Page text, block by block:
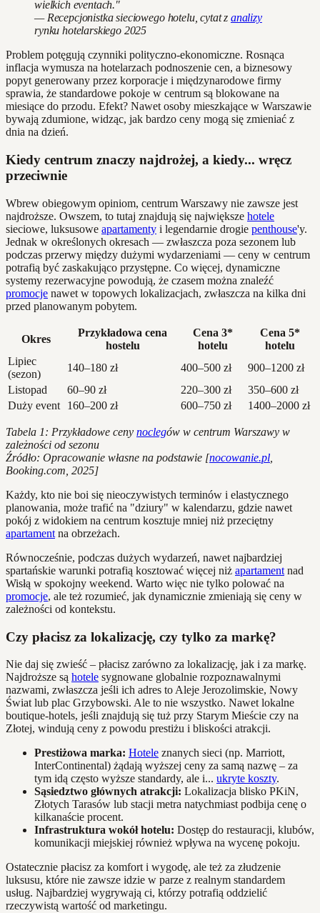
wielkich eventach."
— Recepcjonistka sieciowego hotelu, cytat z analizy
rynku hotelarskiego 2025
Problem potęgują czynniki polityczno-ekonomiczne. Rosnąca
inflacja wymusza na hotelarzach podnoszenie cen, a biznesowy
popyt generowany przez korporacje i międzynarodowe firmy
sprawia, że standardowe pokoje w centrum są blokowane na
miesiące do przodu. Efekt? Nawet osoby mieszkające w Warszawie
bywają zdumione, widząc, jak bardzo ceny mogą się zmieniać z
dnia na dzień.
Kiedy centrum znaczy najdrożej, a kiedy... wręcz
przeciwnie
Wbrew obiegowym opiniom, centrum Warszawy nie zawsze jest
najdroższe. Owszem, to tutaj znajdują się największe hotele
sieciowe, luksusowe apartamenty i legendarnie drogie penthouse'y.
Jednak w określonych okresach — zwłaszcza poza sezonem lub
podczas przerwy między dużymi wydarzeniami — ceny w centrum
potrafią być zaskakująco przystępne. Co więcej, dynamiczne
systemy rezerwacyjne powodują, że czasem można znaleźć
promocje nawet w topowych lokalizacjach, zwłaszcza na kilka dni
przed planowanym pobytem.
Okres
Przykładowa cena
hostelu
Cena 3*
hotelu
Cena 5*
hotelu
Lipiec
(sezon)
140–180 zł 400–500 zł
900–1200 zł
Listopad
60–90 zł 220–300 zł
350–600 zł
Duży event
160–200 zł 600–750 zł 1400–2000 zł
Tabela 1: Przykładowe ceny noclegów w centrum Warszawy w
zależności od sezonu
Źródło: Opracowanie własne na podstawie [nocowanie.pl
Booking.com, 2025]
Każdy, kto nie boi się nieoczywistych terminów i elastycznego
planowania, może trafić na "dziury" w kalendarzu, gdzie nawet
pokój z widokiem na centrum kosztuje mniej niż przeciętny
apartament na obrzeżach.
Równocześnie, podczas dużych wydarzeń, nawet najbardziej
spartańskie warunki potrafią kosztować więcej niż apartament nad
Wisłą w spokojny weekend. Warto więc nie tylko polować na
promocje, ale też rozumieć, jak dynamicznie zmieniają się ceny w
zależności od kontekstu.
Czy płacisz za lokalizację, czy tylko za markę?
Nie daj się zwieść – płacisz zarówno za lokalizację, jak i za markę.
Najdroższe są hotele sygnowane globalnie rozpoznawalnymi
nazwami, zwłaszcza jeśli ich adres to Aleje Jerozolimskie, Nowy
Świat lub plac Grzybowski. Ale to nie wszystko. Nawet lokalne
boutique-hotels, jeśli znajdują się tuż przy Starym Mieście czy na
Złotej, windują ceny z powodu prestiżu i bliskości atrakcji.
Prestiżowa marka: Hotele znanych sieci (np. Marriott,
InterContinental) żądają wyższej ceny za samą nazwę – za
tym idą często wyższe standardy, ale i... ukryte koszty.
Sąsiedztwo głównych atrakcji: Lokalizacja blisko PKiN,
Złotych Tarasów lub stacji metra natychmiast podbija cenę o
kilkanaście procent.
Infrastruktura wokół hotelu: Dostęp do restauracji, klubów,
komunikacji miejskiej również wpływa na wycenę pokoju.
Ostatecznie płacisz za komfort i wygodę, ale też za złudzenie
luksusu, które nie zawsze idzie w parze z realnym standardem
usług. Najbardziej wygrywają ci, którzy potrafią oddzielić
rzeczywistą wartość od marketingu.